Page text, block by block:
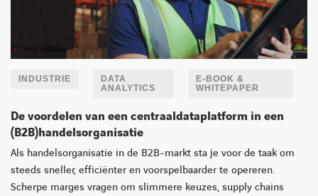
INDUSTRIE
DATA
ANALYTICS
E-BOOK &
WHITEPAPER
De voordelen van een centraaldataplatform in een
(B2B)handelsorganisatie
Als handelsorganisatie in de B2B-markt sta je voor de taak om
steeds sneller, efficiënter en voorspelbaarder te opereren.
Scherpe marges vragen om slimmere keuzes, supply chains